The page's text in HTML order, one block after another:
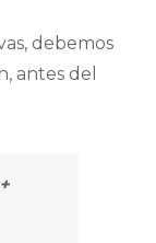
debemos
antes del